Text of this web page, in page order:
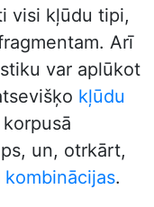
visi kļūdu tipi,
Arī
var aplūkot
kļūdu
un, otrkārt,
.